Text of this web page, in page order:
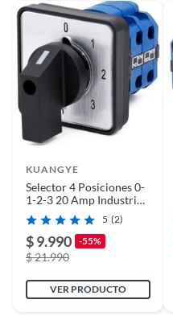
KUANGYE
Selector 4 Posiciones 0-
1-2-3 20 Amp Industrial
Switch 2p
5 (2)
$ 9.990 -55%
$ 21.990
VER PRODUCTO